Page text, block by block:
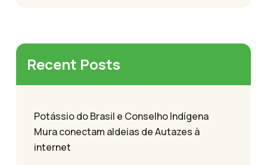
Recent Posts
Potássio do Brasil e Conselho Indígena
Mura conectam aldeias de Autazes à
internet